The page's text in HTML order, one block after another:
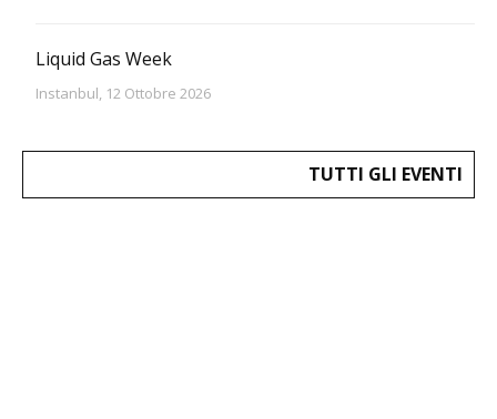
Liquid Gas Week
Instanbul, 12 Ottobre 2026
TUTTI GLI EVENTI